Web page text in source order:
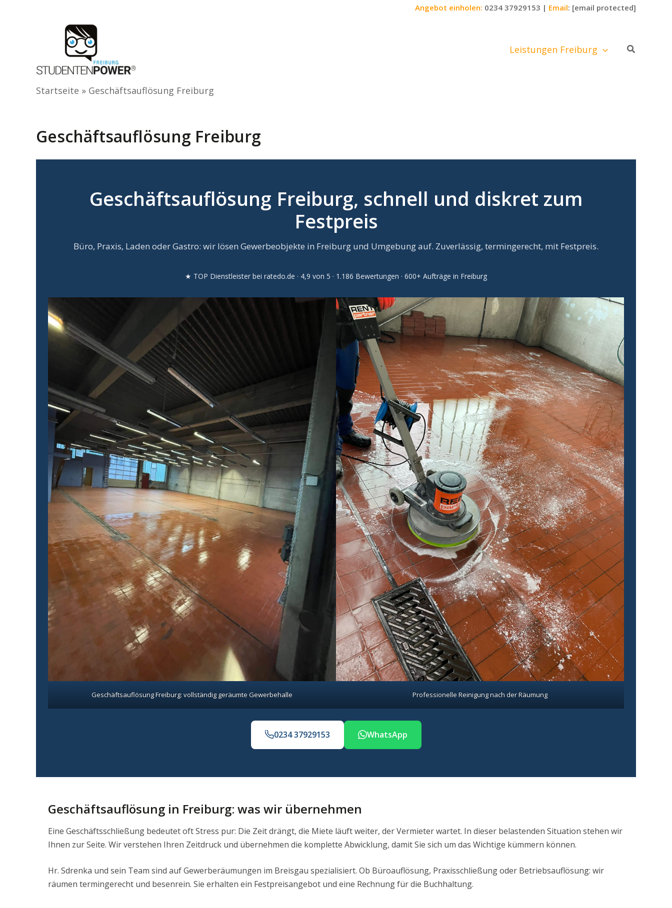
Angebot einholen: 0234 37929153 | Email: [email protected]
Leistungen Freiburg Suchen
Startseite » Geschäftsauflösung Freiburg
Geschäftsauflösung Freiburg
Geschäftsauflösung Freiburg, schnell und diskret zum
Festpreis
Büro, Praxis, Laden oder Gastro: wir lösen Gewerbeobjekte in Freiburg und Umgebung auf. Zuverlässig, termingerecht, mit Festpreis.
★ TOP Dienstleister bei ratedo.de · 4,9 von 5 · 1.186 Bewertungen · 600+ Aufträge in Freiburg
Geschäftsauflösung Freiburg: vollständig geräumte Gewerbehalle Professionelle Reinigung nach der Räumung
0234 37929153 WhatsApp
Geschäftsauflösung in Freiburg: was wir übernehmen
Eine Geschäftsschließung bedeutet oft Stress pur: Die Zeit drängt, die Miete läuft weiter, der Vermieter wartet. In dieser belastenden Situation stehen wir
Ihnen zur Seite. Wir verstehen Ihren Zeitdruck und übernehmen die komplette Abwicklung, damit Sie sich um das Wichtige kümmern können.
Hr. Sdrenka und sein Team sind auf Gewerberäumungen im Breisgau spezialisiert. Ob Büroauflösung, Praxisschließung oder Betriebsauflösung: wir
räumen termingerecht und besenrein. Sie erhalten ein Festpreisangebot und eine Rechnung für die Buchhaltung.